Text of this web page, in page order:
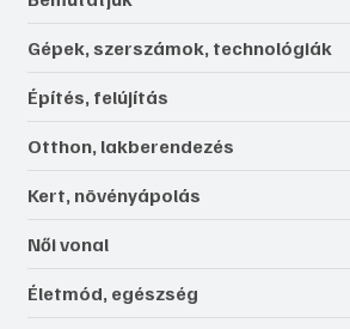
Gépek, szerszámok, technológiák
Építés, felújítás
Otthon, lakberendezés
Kert, növényápolás
Női vonal
Életmód, egészség